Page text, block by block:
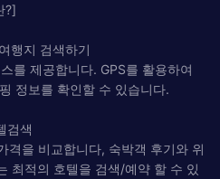
?]
행지 검색하기
를 제공합니다. GPS를 활용하여
정보를 확인할 수 있습니다.
검색
을 비교합니다, 숙박객 후기와 위
최적의 호텔을 검색/예약 할 수 있